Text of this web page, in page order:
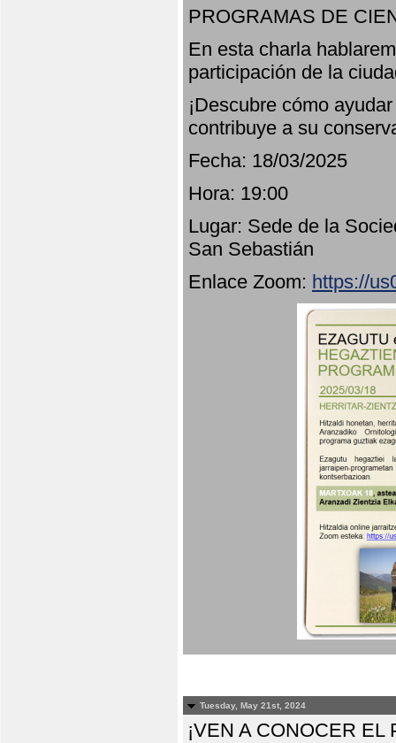
PROGRAMAS DE
En esta charla
participación de la
¡Descubre cómo
contribuye a su
Fecha: 18/03/2025
Hora: 19:00
Lugar: Sede de la
San Sebastián
Enlace Zoom: https://
Tuesday, May 21st, 2024
¡VEN A CONOCER